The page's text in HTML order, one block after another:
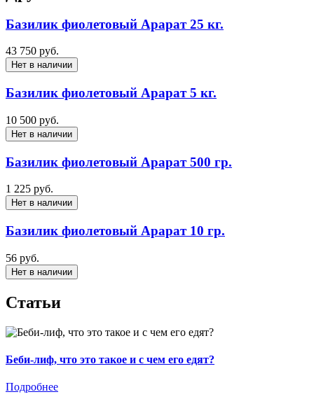
Базилик фиолетовый Арарат 25 кг.
43 750 руб.
Нет в наличии
Базилик фиолетовый Арарат 5 кг.
10 500 руб.
Нет в наличии
Базилик фиолетовый Арарат 500 гр.
1 225 руб.
Нет в наличии
Базилик фиолетовый Арарат 10 гр.
56 руб.
Нет в наличии
Статьи
Беби-лиф, что это такое и с чем его едят?
Подробнее